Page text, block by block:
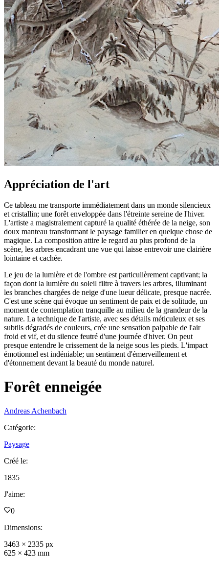
Appréciation de l'art
Ce tableau me transporte immédiatement dans un monde silencieux
et cristallin; une forêt enveloppée dans l'étreinte sereine de l'hiver.
L'artiste a magistralement capturé la qualité éthérée de la neige, son
doux manteau transformant le paysage familier en quelque chose de
magique. La composition attire le regard au plus profond de la
scène, les arbres encadrant une vue qui laisse entrevoir une clairière
lointaine et cachée.
Le jeu de la lumière et de l'ombre est particulièrement captivant; la
façon dont la lumière du soleil filtre à travers les arbres, illuminant
les branches chargées de neige d'une lueur délicate, presque nacrée.
C'est une scène qui évoque un sentiment de paix et de solitude, un
moment de contemplation tranquille au milieu de la grandeur de la
nature. La technique de l'artiste, avec ses détails méticuleux et ses
subtils dégradés de couleurs, crée une sensation palpable de l'air
froid et vif, et du silence feutré d'une journée d'hiver. On peut
presque entendre le crissement de la neige sous les pieds. L'impact
émotionnel est indéniable; un sentiment d'émerveillement et
d'étonnement devant la beauté du monde naturel.
Forêt enneigée
Andreas Achenbach
Catégorie:
Paysage
Créé le:
1835
J'aime:
0
Dimensions:
3463 × 2335 px
625 × 423 mm